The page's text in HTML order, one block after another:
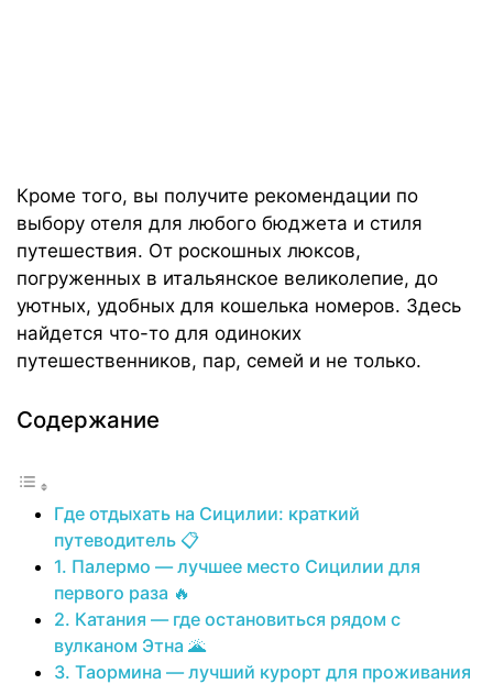
Кроме того, вы получите рекомендации по
выбору отеля для любого бюджета и стиля
путешествия. От роскошных люксов,
погруженных в итальянское великолепие, до
уютных, удобных для кошелька номеров. Здесь
найдется что-то для одиноких
путешественников, пар, семей и не только.
Содержание
Где отдыхать на Сицилии: краткий
путеводитель 📋
1. Палермо — лучшее место Сицилии для
первого раза 🔥
2. Катания — где остановиться рядом с
вулканом Этна 🌋
3. Таормина — лучший курорт для проживания